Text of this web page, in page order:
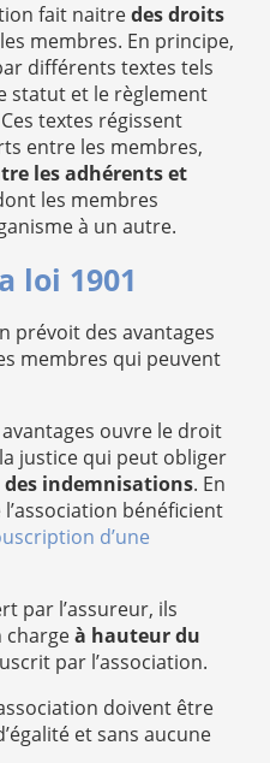
fait naitredes droits
membres. En principe,
différents textes tels
statut et le règlement
textes régissent
entre les membres,
les adhérents et
les membres
à un autre.
loi 1901
prévoit des avantages
membres qui peuvent
ouvre le droit
justice qui peut obliger
des indemnisations. En
bénéficient
d’une
par l’assureur, ils
chargeà hauteur du
par l’association.
doivent être
et sans aucune